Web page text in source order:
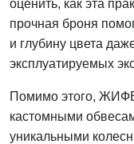
оценить, как эта
прочная броня
и глубину цвета
эксплуатируемых
Помимо этого,
кастомными
уникальными